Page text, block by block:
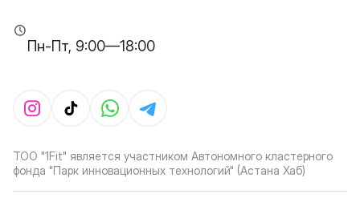
Пн-Пт, 9:00—18:00
ТОО "1Fit" является участником Автономного кластерного
фонда "Парк инновационных технологий" (Астана Хаб)